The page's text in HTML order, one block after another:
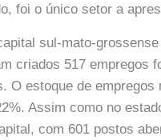
foi o único setor a
sul-mato-
criados 517 empregos
O estoque de
Assim como no
com 601 postos